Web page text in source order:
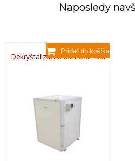
Naposledy
Dekryštalizačná komora 490l